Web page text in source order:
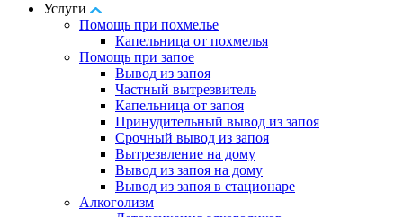
Услуги
Помощь при похмелье
Капельница от похмелья
Помощь при запое
Вывод из запоя
Частный вытрезвитель
Капельница от запоя
Принудительный вывод из запоя
Срочный вывод из запоя
Вытрезвление на дому
Вывод из запоя на дому
Вывод из запоя в стационаре
Алкоголизм